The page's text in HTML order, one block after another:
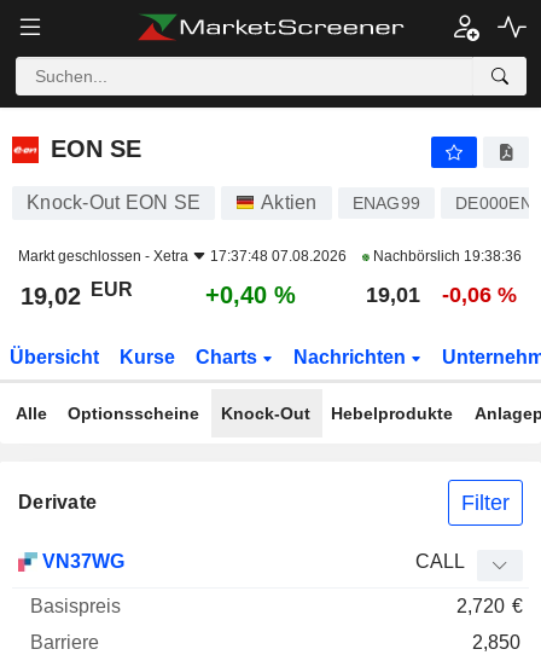
EON SE
EON SE
Knock-Out EON SE Aktien ENAG99
Markt geschlossen - Xetra 17:37:48 07.08.2026 Nachbörslich 19:38:36
19,02 EUR +0,40 % 19,01 -0,06 %
Übersicht Kurse Charts Nachrichten
Alle Optionsscheine Knock-Out Hebelprodukte
Derivate Filter
Basispreis
Elastizität
VN37WG CALL
2,720 €
2,850